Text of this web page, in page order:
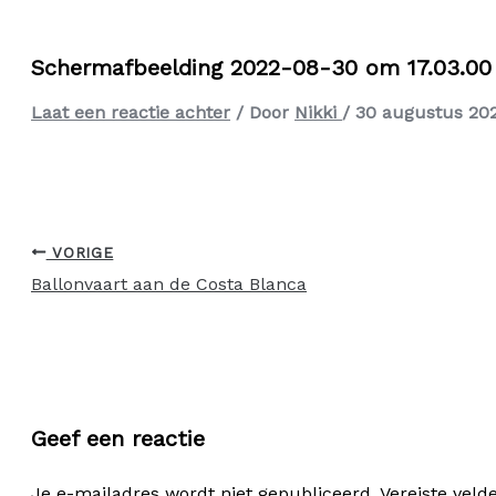
Schermafbeelding 2022-08-30 om 17.03.00
Laat een reactie achter / Door Nikki / 30 augustus
VORIGE
Ballonvaart aan de Costa Blanca
Geef een reactie